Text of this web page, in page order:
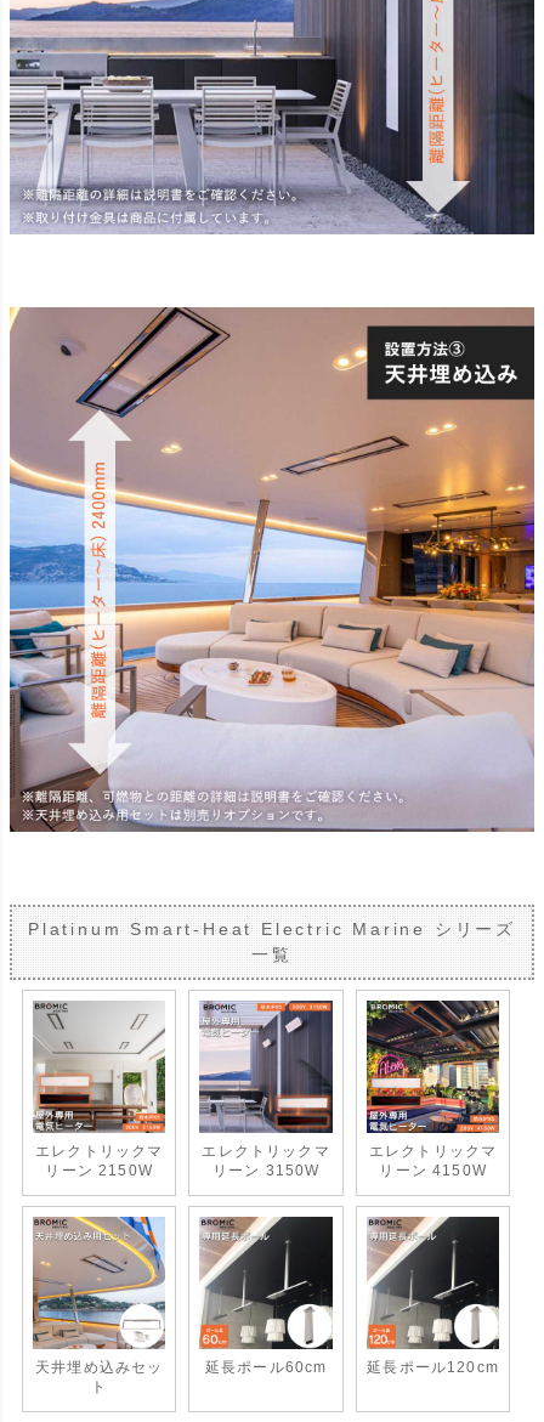
Platinum Smart-Heat Electric Marine シリーズ
一覧
エレクトリックマ
リーン 2150W
エレクトリックマ
リーン 3150W
エレクトリックマ
リーン 4150W
天井埋め込みセッ
ト
延長ポール60cm 延長ポール120cm